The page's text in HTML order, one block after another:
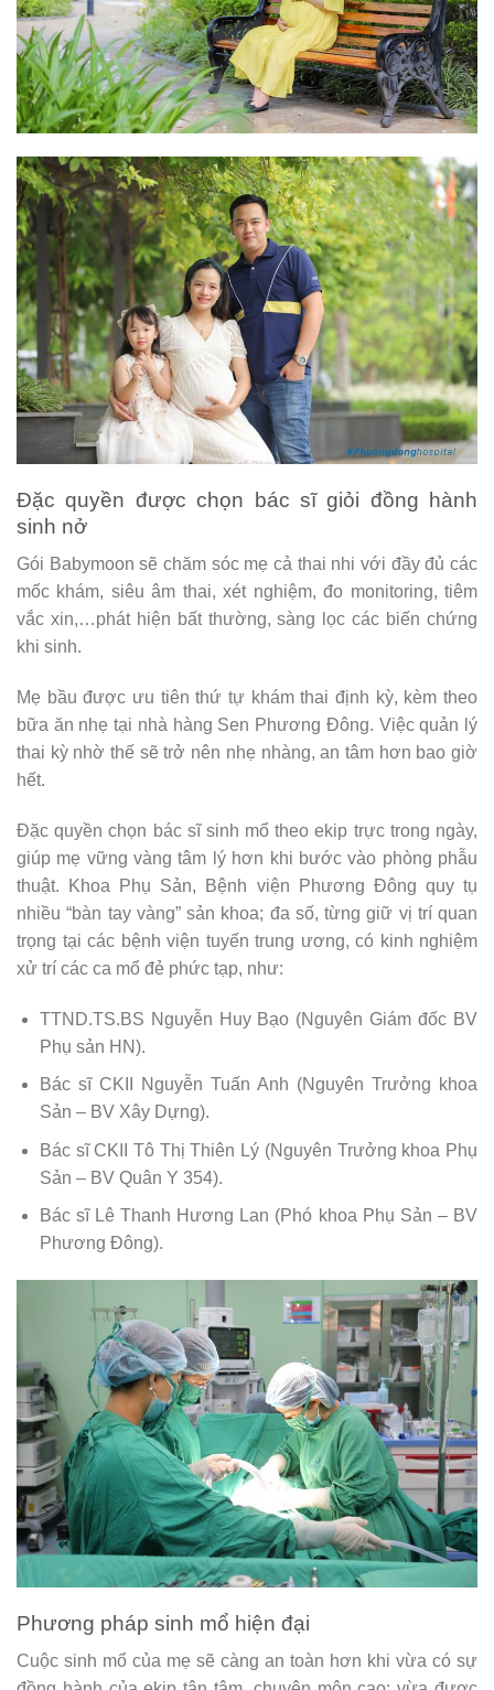
Đặc quyền được chọn bác sĩ giỏi đồng hành
sinh nở
Gói Babymoon sẽ chăm sóc mẹ cả thai nhi với đầy đủ các
mốc khám, siêu âm thai, xét nghiệm, đo monitoring, tiêm
vắc xin,…phát hiện bất thường, sàng lọc các biến chứng
khi sinh.
Mẹ bầu được ưu tiên thứ tự khám thai định kỳ, kèm theo
bữa ăn nhẹ tại nhà hàng Sen Phương Đông. Việc quản lý
thai kỳ nhờ thế sẽ trở nên nhẹ nhàng, an tâm hơn bao giờ
hết.
Đặc quyền chọn bác sĩ sinh mổ theo ekip trực trong ngày,
giúp mẹ vững vàng tâm lý hơn khi bước vào phòng phẫu
thuật. Khoa Phụ Sản, Bệnh viện Phương Đông quy tụ
nhiều “bàn tay vàng” sản khoa; đa số, từng giữ vị trí quan
trọng tại các bệnh viện tuyến trung ương, có kinh nghiệm
xử trí các ca mổ đẻ phức tạp, như:
TTND.TS.BS Nguyễn Huy Bạo (Nguyên Giám đốc BV
Phụ sản HN).
Bác sĩ CKII Nguyễn Tuấn Anh (Nguyên Trưởng khoa
Sản – BV Xây Dựng).
Bác sĩ CKII Tô Thị Thiên Lý (Nguyên Trưởng khoa Phụ
Sản – BV Quân Y 354).
Bác sĩ Lê Thanh Hương Lan (Phó khoa Phụ Sản – BV
Phương Đông).
Phương pháp sinh mổ hiện đại
Cuộc sinh mổ của mẹ sẽ càng an toàn hơn khi vừa có sự